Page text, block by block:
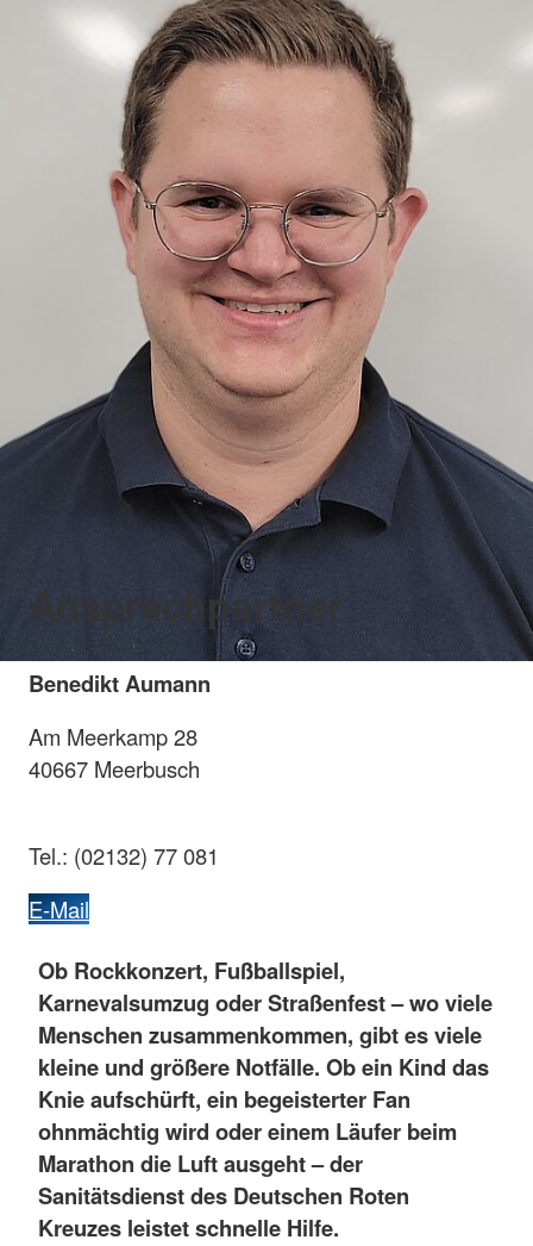
Ansprechpartner
Benedikt Aumann
Am Meerkamp 28
40667 Meerbusch
Tel.: (02132) 77 081
E-Mail
Ob Rockkonzert, Fußballspiel,
Karnevalsumzug oder Straßenfest – wo viele
Menschen zusammenkommen, gibt es viele
kleine und größere Notfälle. Ob ein Kind das
Knie aufschürft, ein begeisterter Fan
ohnmächtig wird oder einem Läufer beim
Marathon die Luft ausgeht – der
Sanitätsdienst des Deutschen Roten
Kreuzes leistet schnelle Hilfe.